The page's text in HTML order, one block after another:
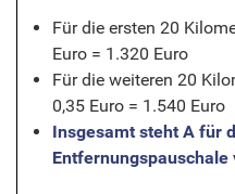
Für die ersten 20
Euro = 1.320 Euro
Für die weiteren 20
0,35 Euro = 1.540 Euro
Insgesamt steht A für
Entfernungspauschale